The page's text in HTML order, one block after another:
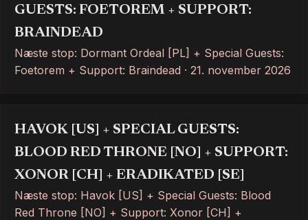
GUESTS: FOETOREM + SUPPORT:
BRAINDEAD
Næste stop: Dormant Ordeal [PL] + Special Guests:
Foetorem + Support: Braindead · 21. november 2026
HAVOK [US] + SPECIAL GUESTS:
BLOOD RED THRONE [NO] + SUPPORT:
XONOR [CH] + ERADIKATED [SE]
Næste stop: Havok [US] + Special Guests: Blood
Red Throne [NO] + Support: Xonor [CH] +